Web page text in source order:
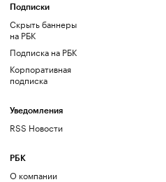
Подписки
Скрыть баннеры
на РБК
Подписка на РБК
Корпоративная
подписка
Уведомления
RSS Новости
РБК
О компании